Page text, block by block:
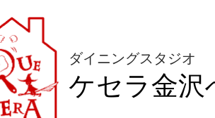
ダイニングスタジオ
ケセラ金沢